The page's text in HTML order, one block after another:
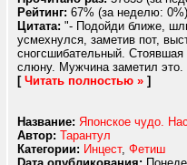
Рейтинг: 67% (за неделю: 0%)
Цитата: "- Подойди ближе,
усмехнулся, заметив пот,
сногсшибательный. Стоявшая
слюну. Мужчина заметил
[ Читать полностью » ]
Название: Японское чудо.
Автор: Тарантул
Категории: Инцест, Фетиш